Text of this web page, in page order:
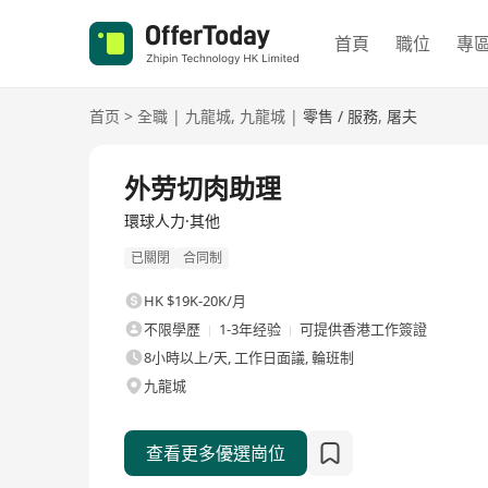
首頁 職位 專
首页 > 全職 | 九龍城, 九龍城 | 零售 / 服務, 屠夫
外劳切肉助理
環球人力·其他
已關閉 合同制
HK $19K-20K/月
不限學歷
1-3年经验
可提供香港工作簽證
8小時以上/天, 工作日面議, 輪班制
九龍城
查看更多優選崗位